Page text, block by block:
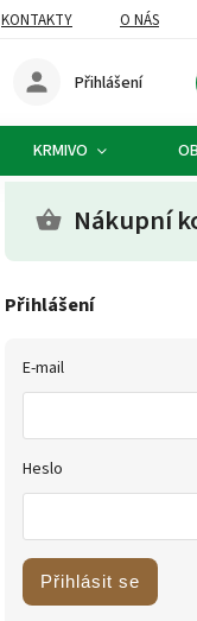
KONTAKTY O NÁS
Přihlášení
KRMIVO
Nákupní
Přihlášení
E-mail
Heslo
Přihlásit se